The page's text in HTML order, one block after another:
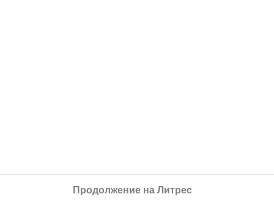
Продолжение на Литрес